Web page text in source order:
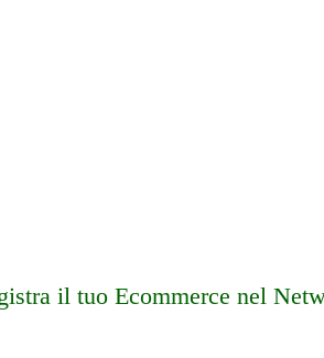
il tuo Ecommerce nel